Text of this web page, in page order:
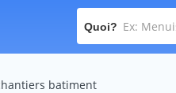
Quoi?
batiment